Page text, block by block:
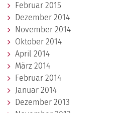
Februar 2015
Dezember 2014
November 2014
Oktober 2014
April 2014
März 2014
Februar 2014
Januar 2014
Dezember 2013